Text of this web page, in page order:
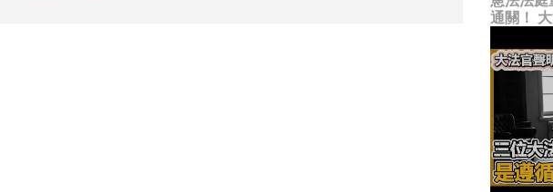
通關！